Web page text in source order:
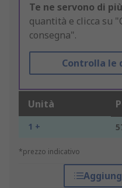
Te ne servono di
quantità e clicca su
consegna".
Controlla le
Unità
1 +
*prezzo indicativo